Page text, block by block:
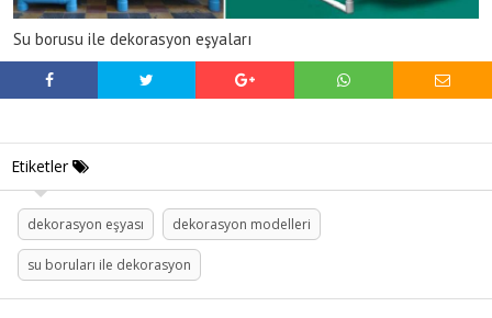
Su borusu ile dekorasyon eşyaları
Etiketler
dekorasyon eşyası dekorasyon modelleri
su boruları ile dekorasyon